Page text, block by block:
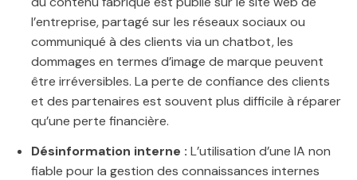
l’entreprise, partagé sur les réseaux sociaux ou
communiqué à des clients via un chatbot, les
dommages en termes d’image de marque peuvent
être irréversibles. La perte de confiance des clients
et des partenaires est souvent plus difficile à réparer
qu’une perte financière.
Désinformation interne : L’utilisation d’une IA non
fiable pour la gestion des connaissances internes